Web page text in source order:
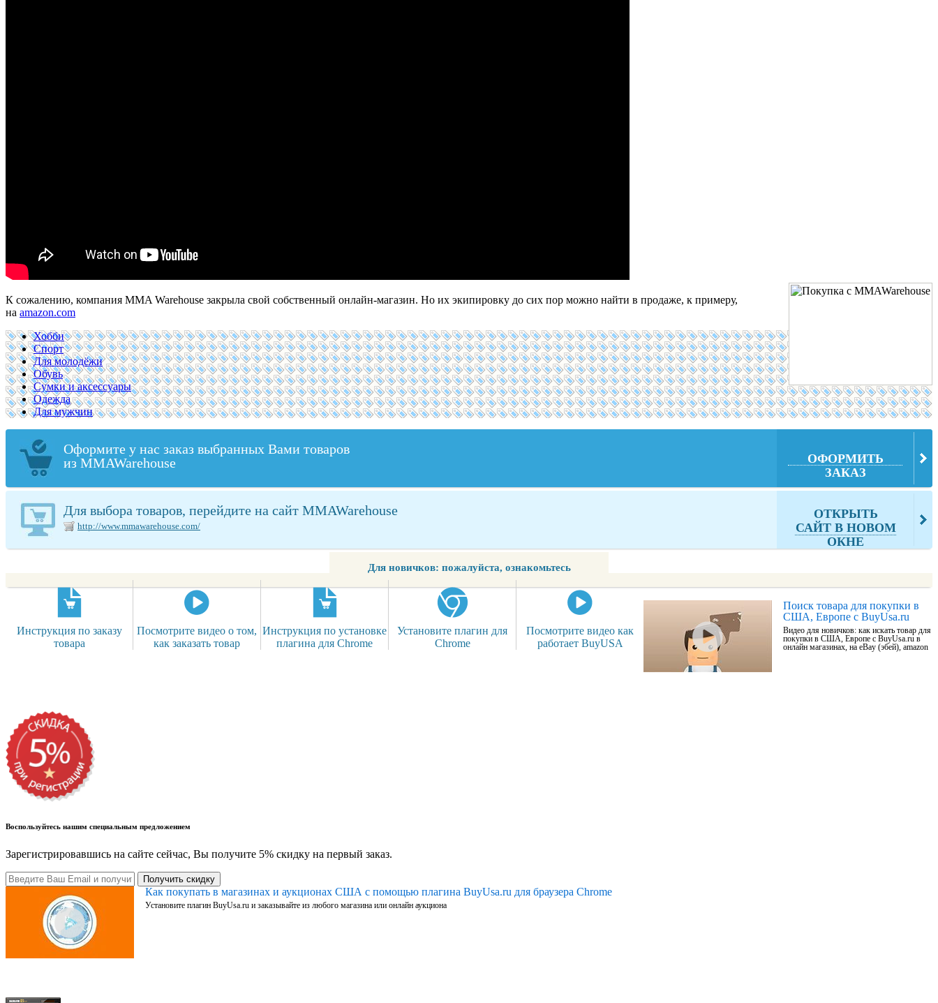
К сожалению, компания MMA Warehouse закрыла свой собственный онлайн-магазин. Но их экипировку до сих пор можно найти в продаже, к примеру,
на amazon.com
Хобби
Спорт
Для молодёжи
Обувь
Сумки и аксессуары
Одежда
Для мужчин
Оформите у нас заказ выбранных Вами товаров
из MMAWarehouse
ОФОРМИТЬ
ЗАКАЗ
Для выбора товаров, перейдите на сайт MMAWarehouse
http://www.mmawarehouse.com/
ОТКРЫТЬ
САЙТ В НОВОМ
ОКНЕ
Для новичков: пожалуйста, ознакомьтесь
Инструкция по заказу
товара
Посмотрите видео о том,
как заказать товар
Инструкция по установке
плагина для Chrome
Установите плагин для
Chrome
Посмотрите видео как
работает BuyUSA
Поиск товара для покупки в
США, Европе с BuyUsa.ru
Видео для новичков: как искать товар для
покупки в США, Европе с BuyUsa.ru в
онлайн магазинах, на eBay (эбей), amazon
Воспользуйтесь нашим специальным предложением
Зарегистрировавшись на сайте сейчас, Вы получите 5% скидку на первый заказ.
Получить скидку
Как покупать в магазинах и аукционах США с помощью плагина BuyUsa.ru для браузера Chrome
Установите плагин BuyUsa.ru и заказывайте из любого магазина или онлайн аукциона